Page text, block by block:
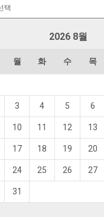
2026 8월
월 화 수 목
3 4 5 6
10 11 12 13
17 18 19 20
24 25 26 27
31